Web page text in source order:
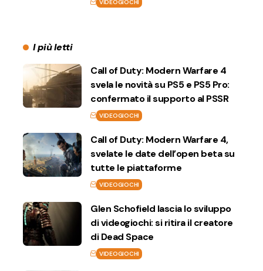
VIDEOGIOCHI
I più letti
Call of Duty: Modern Warfare 4
svela le novità su PS5 e PS5 Pro:
confermato il supporto al PSSR
VIDEOGIOCHI
Call of Duty: Modern Warfare 4,
svelate le date dell’open beta su
tutte le piattaforme
VIDEOGIOCHI
Glen Schofield lascia lo sviluppo
di videogiochi: si ritira il creatore
di Dead Space
VIDEOGIOCHI